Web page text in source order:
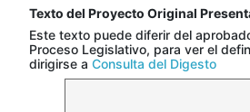
Texto del Proyecto Original
Este texto puede diferir del
Proceso Legislativo, para ver el
dirigirse a Consulta del Digesto